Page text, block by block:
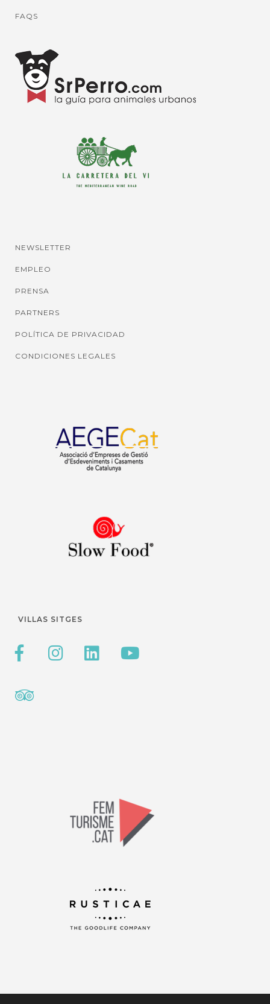
FAQS
NEWSLETTER
EMPLEO
PRENSA
PARTNERS
POLÍTICA DE PRIVACIDAD
CONDICIONES LEGALES
VILLAS SITGES